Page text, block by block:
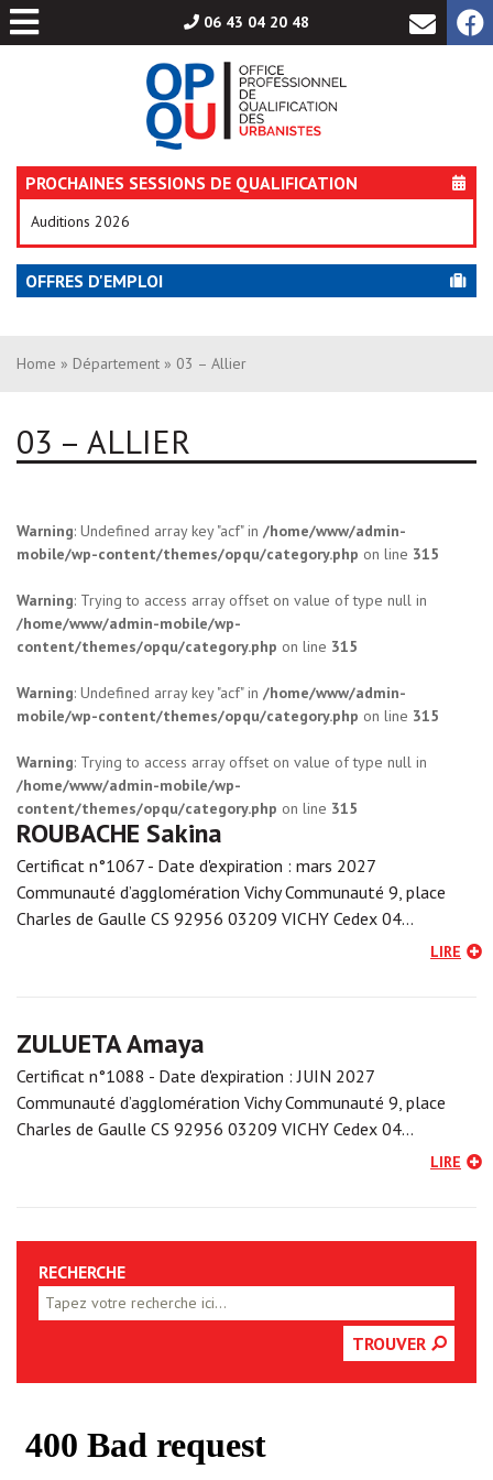
06 43 04 20 48
PROCHAINES SESSIONS DE QUALIFICATION
Auditions 2026
OFFRES D'EMPLOI
Aller
au
Home » Département » 03 – Allier
03 – ALLIER
Warning: Undefined array key "acf" in /home/www/admin-
mobile/wp-content/themes/opqu/category.php on line 315
Warning: Trying to access array offset on value of type null in
/home/www/admin-mobile/wp-
content/themes/opqu/category.php on line 315
Warning: Undefined array key "acf" in /home/www/admin-
mobile/wp-content/themes/opqu/category.php on line 315
Warning: Trying to access array offset on value of type null in
/home/www/admin-mobile/wp-
content/themes/opqu/category.php on line 315
ROUBACHE Sakina
Certificat n°1067 - Date d'expiration : mars 2027
Communauté d’agglomération Vichy Communauté 9, place
Charles de Gaulle CS 92956 03209 VICHY Cedex 04…
LIRE
ZULUETA Amaya
Certificat n°1088 - Date d'expiration : JUIN 2027
Communauté d’agglomération Vichy Communauté 9, place
Charles de Gaulle CS 92956 03209 VICHY Cedex 04…
LIRE
RECHERCHE
TROUVER